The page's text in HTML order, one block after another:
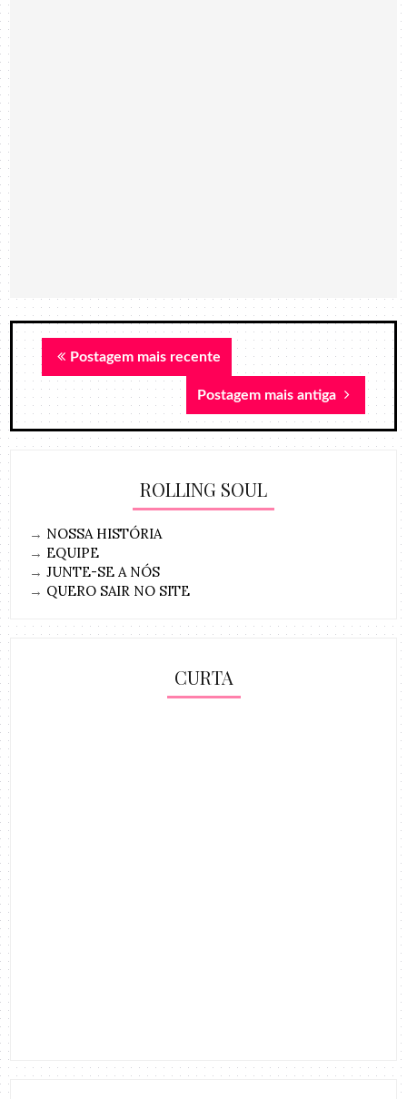
Postagem mais recente
Postagem mais antiga
ROLLING SOUL
→ NOSSA HISTÓRIA
→ EQUIPE
→JUNTE-SE A NÓS
→ QUERO SAIR NO SITE
CURTA